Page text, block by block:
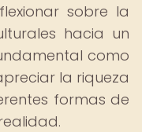
sobre la
hacia un
como
la riqueza
formas de